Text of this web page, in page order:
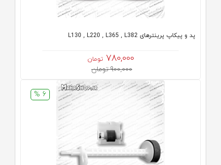
پد و پیکاپ پرینترهای L130 , L220 , L365 , L382
780,000 تومان
900,000 تومان
6 %